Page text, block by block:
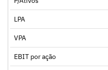
LPA
VPA
EBIT por ação